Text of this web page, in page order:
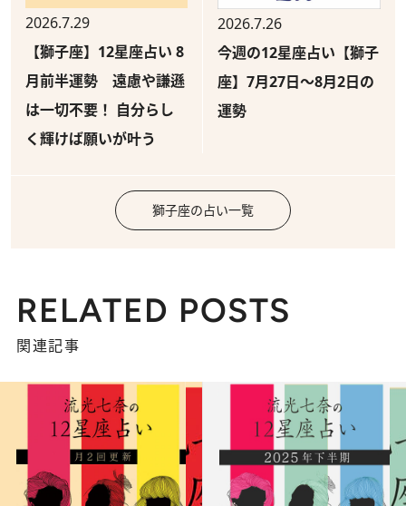
2026.7.29
【獅子座】12星座占い 8
月前半運勢 遠慮や謙遜
は一切不要！ 自分らし
く輝けば願いが叶う
2026.7.26
今週の12星座占い【獅子
座】7月27日～8月2日の
運勢
獅子座の占い一覧
RELATED POSTS
関連記事